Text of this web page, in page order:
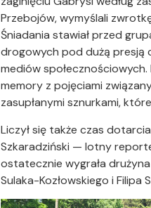
Przebojów, wymyślali
Śniadania stawiał przed
drogowych pod dużą presją
mediów społecznościowych.
memory z pojęciami
zasupłanymi sznurkami,
Liczył się także czas
Szkaradziński — lotny
ostatecznie wygrała drużyna
Sulaka-Kozłowskiego i Filipa